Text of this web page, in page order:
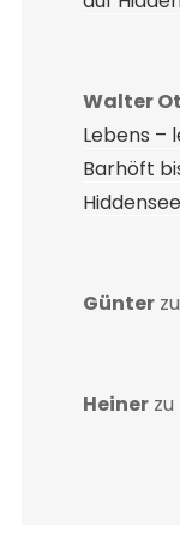
Walter
Lebens –
Barhöft
Günter zu
Heiner zu